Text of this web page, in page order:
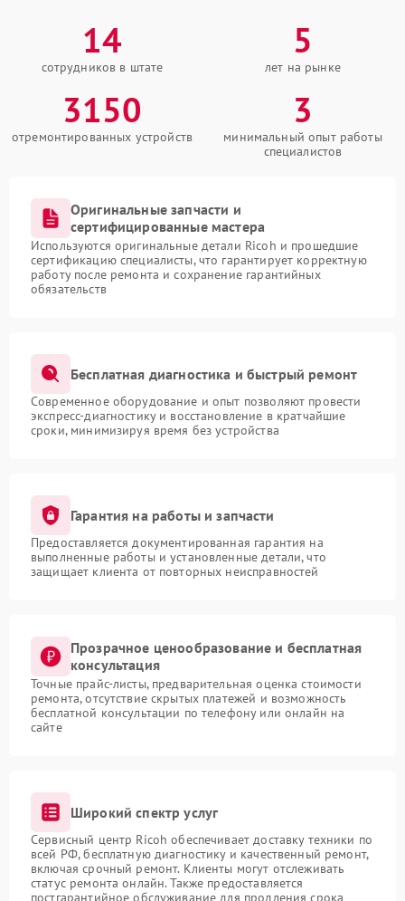
14
сотрудников в штате
5
лет на рынке
3150
отремонтированных устройств
3
минимальный опыт работы
специалистов
Оригинальные запчасти и
сертифицированные мастера
Используются оригинальные детали Ricoh и прошедшие
сертификацию специалисты, что гарантирует корректную
работу после ремонта и сохранение гарантийных
обязательств
Бесплатная диагностика и быстрый ремонт
Современное оборудование и опыт позволяют провести
экспресс-диагностику и восстановление в кратчайшие
сроки, минимизируя время без устройства
Гарантия на работы и запчасти
Предоставляется документированная гарантия на
выполненные работы и установленные детали, что
защищает клиента от повторных неисправностей
Прозрачное ценообразование и бесплатная
консультация
Точные прайс-листы, предварительная оценка стоимости
ремонта, отсутствие скрытых платежей и возможность
бесплатной консультации по телефону или онлайн на
сайте
Широкий спектр услуг
Сервисный центр Ricoh обеспечивает доставку техники по
всей РФ, бесплатную диагностику и качественный ремонт,
включая срочный ремонт. Клиенты могут отслеживать
статус ремонта онлайн. Также предоставляется
постгарантийное обслуживание для продления срока